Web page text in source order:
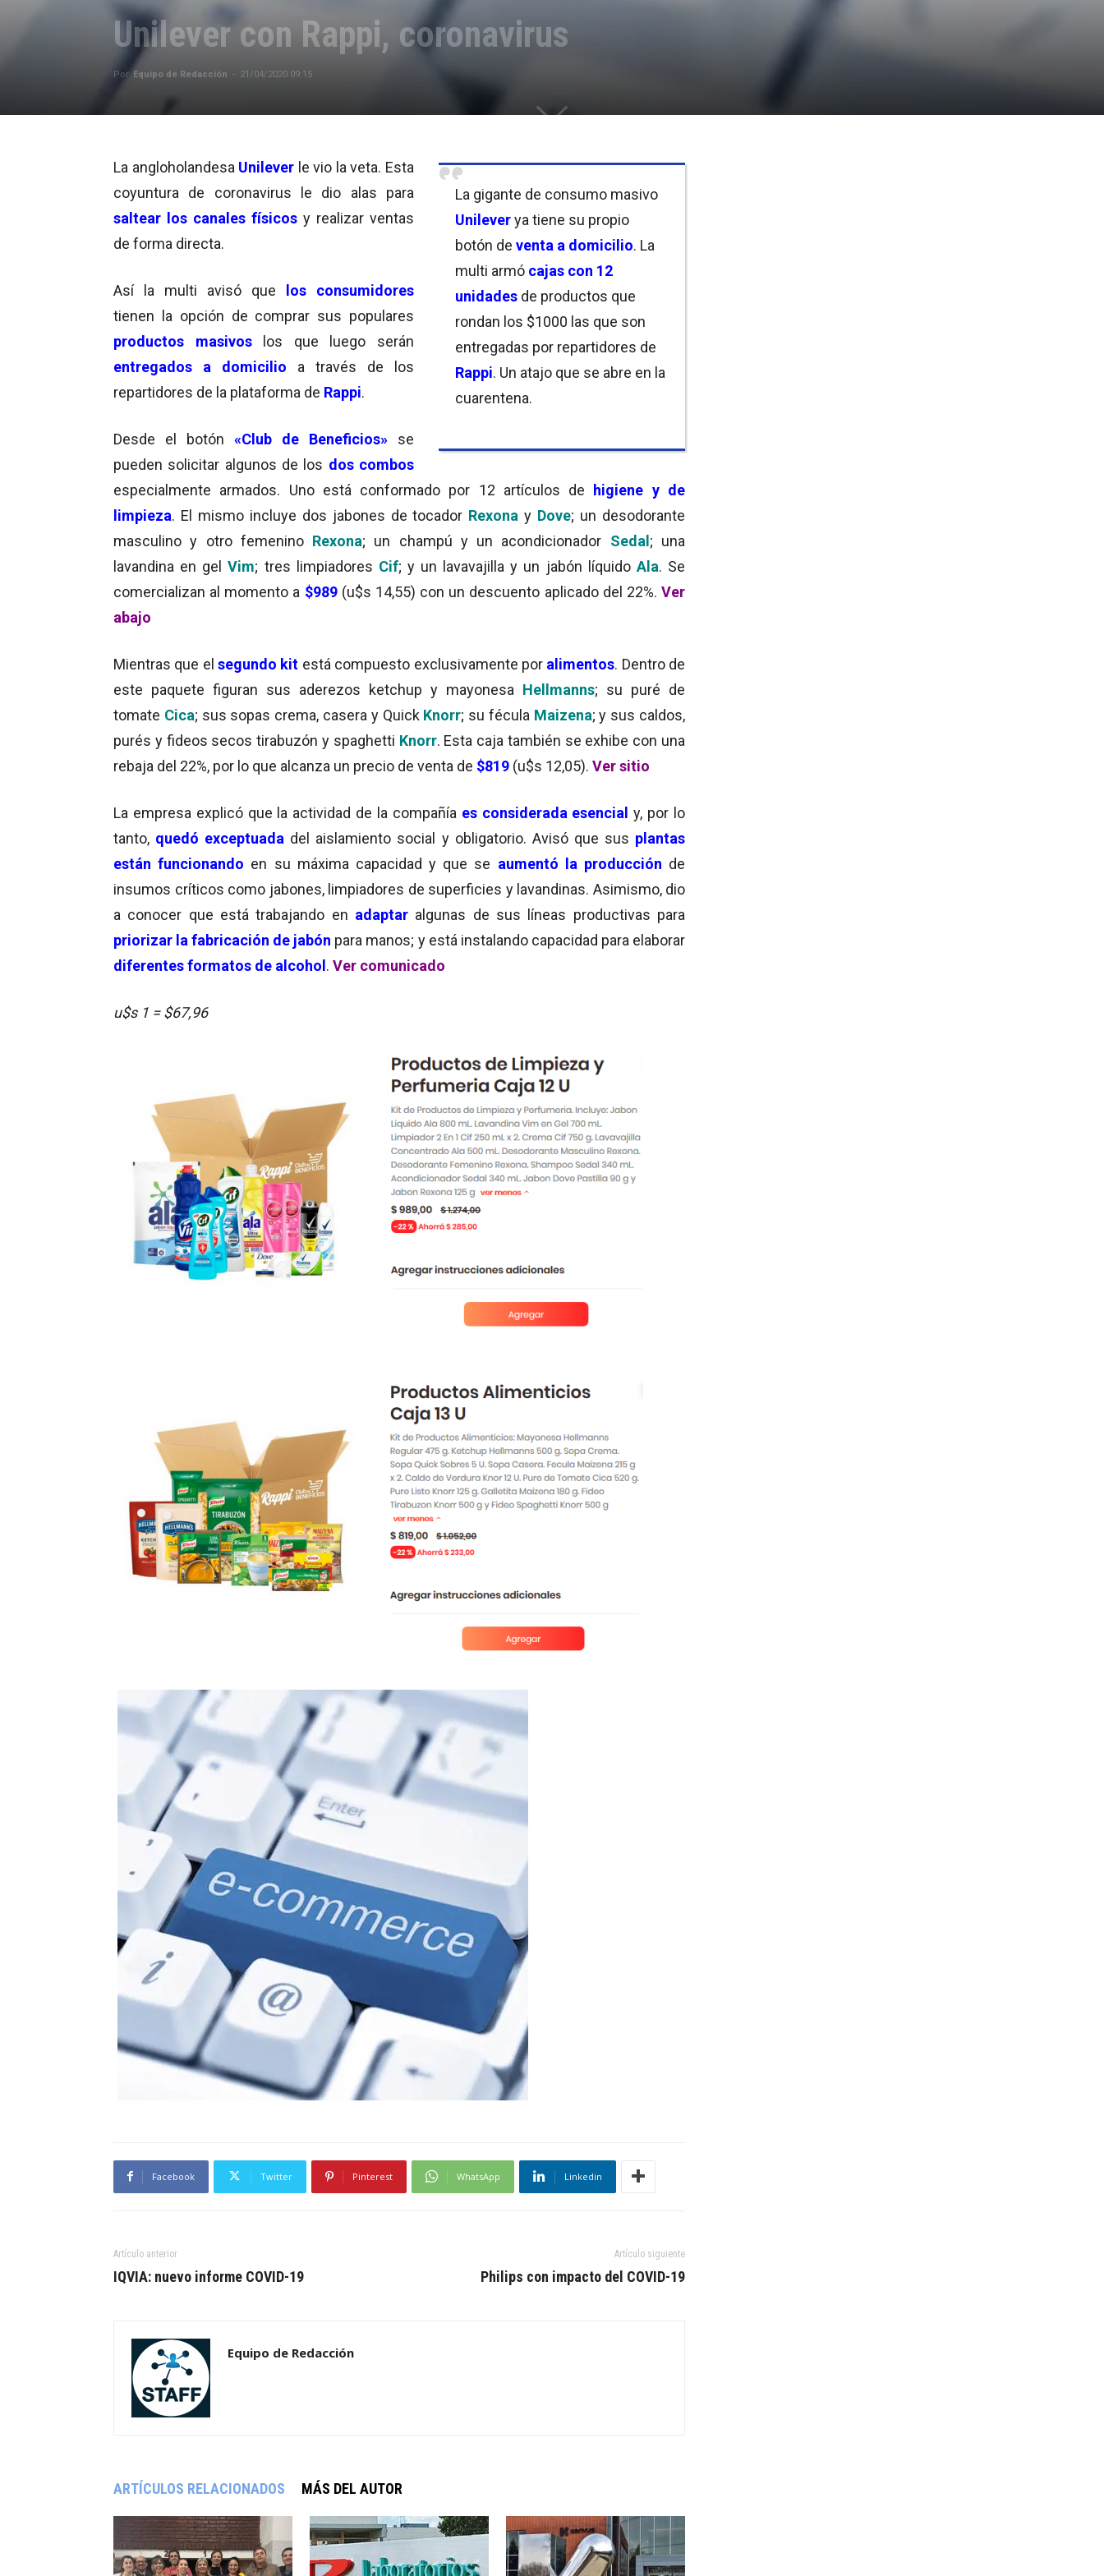
Unilever con Rappi, coronavirus
Por Equipo de Redacción - 21/04/2020 09:15
La gigante de consumo masivo
Unileverya tiene su propio
botón de venta a domicilio. La
multi armó cajas con 12
unidades de productos que
rondan los $1000 las que son
entregadas por repartidores de
Rappi. Un atajo que se abre en la
cuarentena.
La angloholandesa Unilever le vio la veta. Esta
coyuntura de coronavirus le dio alas para
saltear los canales físicos y realizar ventas
de forma directa.
Así la multi avisó que los consumidores
tienen la opción de comprar sus populares
productos masivos
los que luego serán
entregados a domicilio a través de los
repartidores de la plataforma de Rappi.
Desde el botón «Club de Beneficios» se
pueden solicitar algunos de los dos combos
especialmente armados. Uno está conformado por 12 artículos de higiene y de
limpieza. El mismo incluye dos jabones de tocador Rexona y Dove; un desodorante
masculino y otro femenino Rexona; un champú y un acondicionador Sedal; una
lavandina en gelVim; tres limpiadores Cif; y un lavavajilla y un jabón líquido Ala. Se
comercializan al momento a $989(u$s 14,55) con un descuento aplicado del 22%.Ver
abajo
Mientras que elsegundo kit está compuesto exclusivamente poralimentos. Dentro de
este paquete figuran sus aderezos ketchup y mayonesa Hellmanns; su puré de
tomate Cica; sus sopas crema, casera y Quick Knorr; su fécula Maizena; y sus caldos,
purés y fideos secos tirabuzón y spaghetti Knorr. Esta caja también se exhibe con una
rebaja del 22%, por lo que alcanza un precio de venta de $819 (u$s 12,05). Ver sitio
La empresa explicó que la actividad de la compañía es considerada esencial y, por lo
tanto, quedó exceptuada del aislamiento social y obligatorio. Avisó que sus plantas
están funcionando en su máxima capacidad y que se aumentó la producción de
insumos críticos como jabones, limpiadores de superficies y lavandinas. Asimismo, dio
a conocer que está trabajando en adaptar algunas de sus líneas productivas para
priorizar la fabricación de jabón para manos; y está instalando capacidad para elaborar
diferentes formatos de alcohol. Ver comunicado
u$s 1 = $67,96
Facebook Twitter Pinterest WhatsApp Linkedin
Artículo anterior
IQVIA: nuevo informe COVID-19
Artículo siguiente
Philips con impacto del COVID-19
Equipo de Redacción
ARTÍCULOS RELACIONADOS MÁS DEL AUTOR